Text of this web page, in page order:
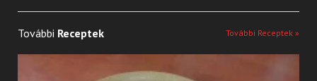
További Receptek További Receptek »